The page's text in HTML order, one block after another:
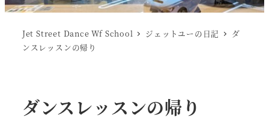
Jet Street Dance Wf School ジェットユーの日記
ダ
ンスレッスンの帰り
ダンスレッスンの帰り